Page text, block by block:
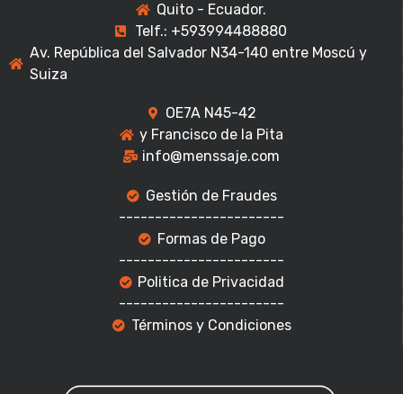
Quito - Ecuador.
Telf.: +593994488880
Av. República del Salvador N34-140 entre Moscú y
Suiza
OE7A N45-42
y Francisco de la Pita
info@menssaje.com
Gestión de Fraudes
-----------------------
Formas de Pago
-----------------------
Politica de Privacidad
-----------------------
Términos y Condiciones